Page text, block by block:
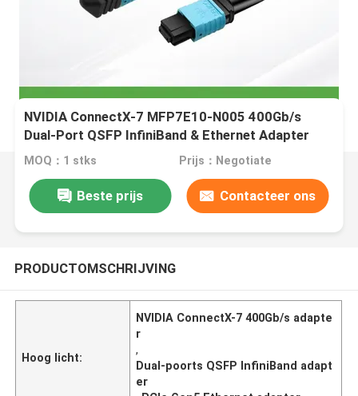
NVIDIA ConnectX-7 MFP7E10-N005 400Gb/s
Dual-Port QSFP InfiniBand & Ethernet Adapter
NDR, PCIe Gen5
MOQ：1 stks Prijs：Negotiate
Beste prijs Contacteer ons
PRODUCTOMSCHRIJVING
Hoog licht:
NVIDIA ConnectX-7 400Gb/s adapte
r
,
Dual-poorts QSFP InfiniBand adapt
er